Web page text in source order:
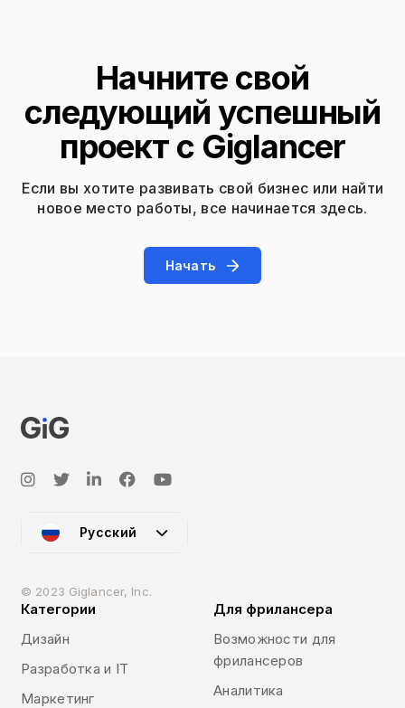
Начните свой
следующий успешный
проект с Giglancer
Если вы хотите развивать свой бизнес или найти
новое место работы, все начинается здесь.
Начать
Русский
© 2023 Giglancer, Inc.
Категории
Дизайн
Разработка и IT
Маркетинг
Для фрилансера
Возможности для
фрилансеров
Аналитика